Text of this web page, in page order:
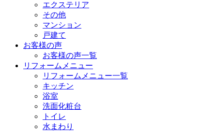
エクステリア
その他
マンション
戸建て
お客様の声
お客様の声一覧
リフォームメニュー
リフォームメニュー一覧
キッチン
浴室
洗面化粧台
トイレ
水まわり